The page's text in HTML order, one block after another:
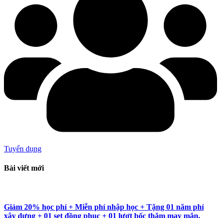
Tuyển dụng
Bài viết mới
Giảm 20% học phí + Miễn phí nhập học + Tặng 01 năm phí
xây dựng + 01 set đồng phục + 01 lượt bốc thăm may mắn.